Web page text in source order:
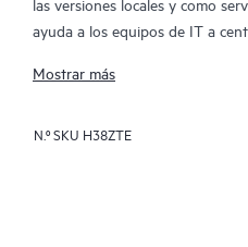
ayuda a los equipos de IT a
las cosas, en lugar de tener que
Mostrar más
N.º SKU H38ZTE